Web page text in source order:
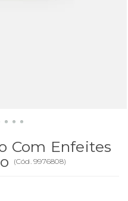
Com Enfeites
(Cód. 9976808)